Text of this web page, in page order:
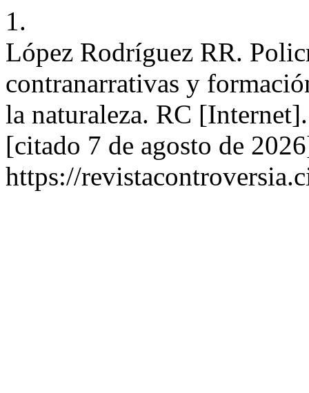
1.
López Rodríguez RR.
contranarrativas y
la naturaleza. RC
[citado 7 de agosto de
https://